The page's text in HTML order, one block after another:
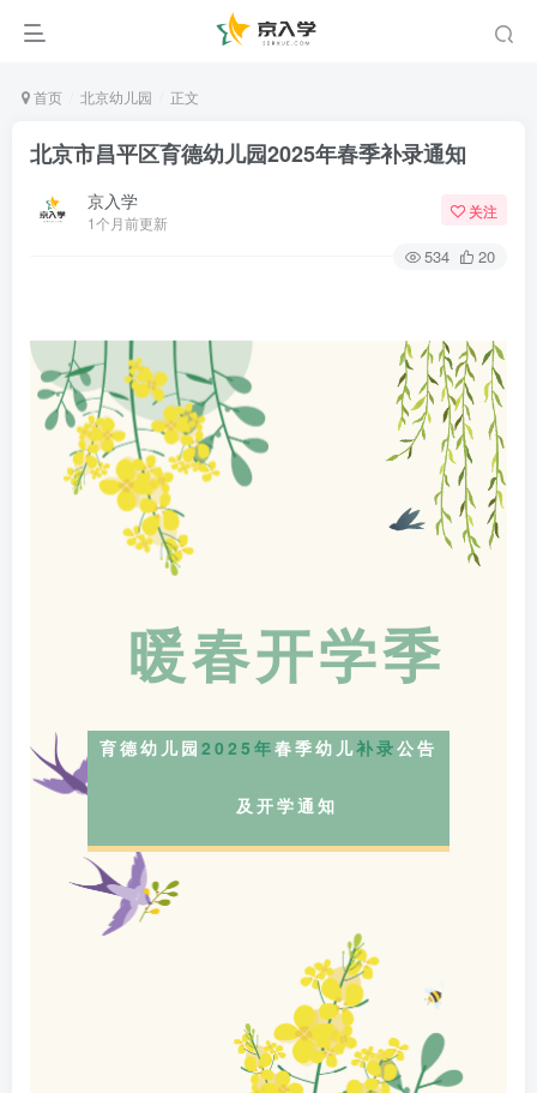
首页 北京幼儿园 正文
北京市昌平区育德幼儿园2025年春季补录通知
京入学
1个月前更新
关注
534 20
暖春开学季
育德幼儿园 2025年春季幼儿补录公告
及开学通知